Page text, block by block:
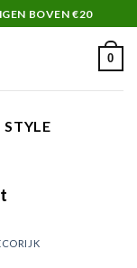
BOVEN €20
0
STYLE